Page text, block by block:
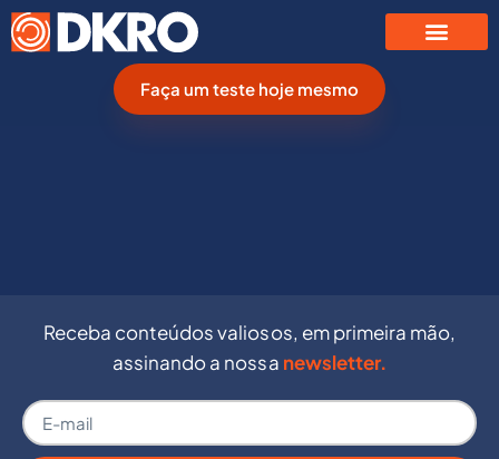
Faça um teste hoje mesmo
Receba conteúdos valiosos, em primeira mão,
assinando a nossa newsletter.